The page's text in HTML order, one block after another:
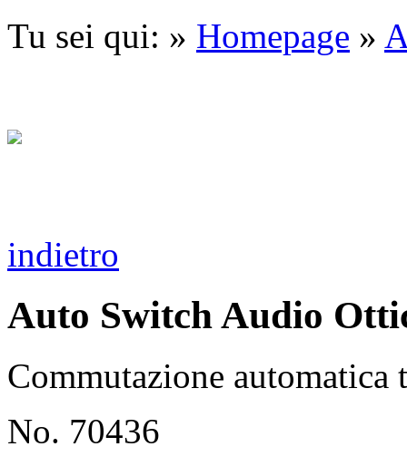
Tu sei qui: » Homepage »
indietro
Auto Switch Audio
Commutazione
No. 70436